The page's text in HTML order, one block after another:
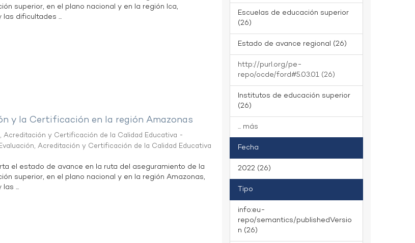
superior, en el plano nacional y en la región Ica,
dificultades ...
y la Certificación en la región Amazonas
Acreditación y Certificación de la Calidad Educativa -
Acreditación y Certificación de la Calidad Educativa
el estado de avance en la ruta del aseguramiento de la
superior, en el plano nacional y en la región Amazonas,
...
Escuelas de educación superior
(26)
Estado de avance regional (26)
http://purl.org/pe-
repo/ocde/ford#5.03.01 (26)
Institutos de educación superior
(26)
... más
Fecha
2022 (26)
Tipo
info:eu-
repo/semantics/publishedVersio
n (26)